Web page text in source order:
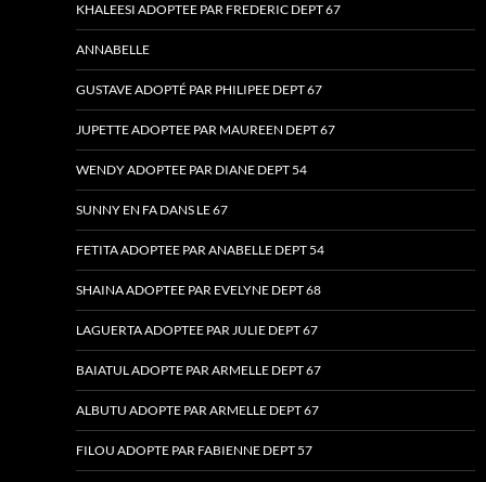
KHALEESI ADOPTEE PAR FREDERIC DEPT 67
ANNABELLE
GUSTAVE ADOPTÉ PAR PHILIPEE DEPT 67
JUPETTE ADOPTEE PAR MAUREEN DEPT 67
WENDY ADOPTEE PAR DIANE DEPT 54
SUNNY EN FA DANS LE 67
FETITA ADOPTEE PAR ANABELLE DEPT 54
SHAINA ADOPTEE PAR EVELYNE DEPT 68
LAGUERTA ADOPTEE PAR JULIE DEPT 67
BAIATUL ADOPTE PAR ARMELLE DEPT 67
ALBUTU ADOPTE PAR ARMELLE DEPT 67
FILOU ADOPTE PAR FABIENNE DEPT 57